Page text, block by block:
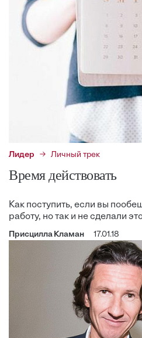
Лидер Личный трек
Время действовать
Как поступить, если вы
работу, но так и не сделали
Присцилла Кламан 17.01.18